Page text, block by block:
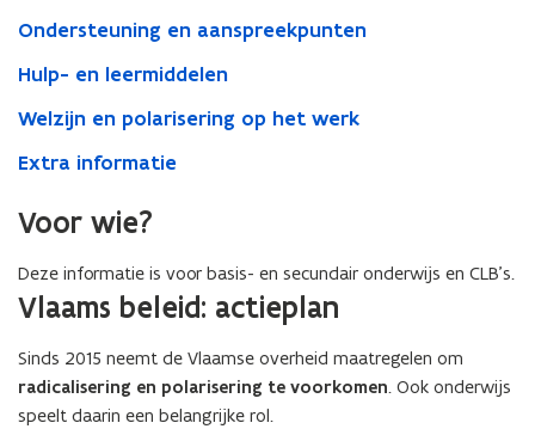
Ondersteuning en aanspreekpunten
Hulp- en leermiddelen
Welzijn en polarisering op het werk
Extra informatie
Voor wie?
Deze informatie is voor basis- en secundair onderwijs en CLB’s.
Vlaams beleid: actieplan
Sinds 2015 neemt de Vlaamse overheid maatregelen om
radicalisering en polarisering te voorkomen. Ook onderwijs
speelt daarin een belangrijke rol.